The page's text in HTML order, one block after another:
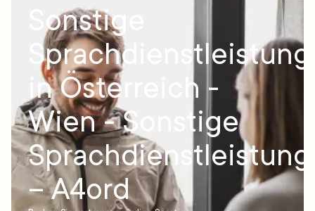
Sonstige
in Österreich -
Wien - Sonstige
– A4ord